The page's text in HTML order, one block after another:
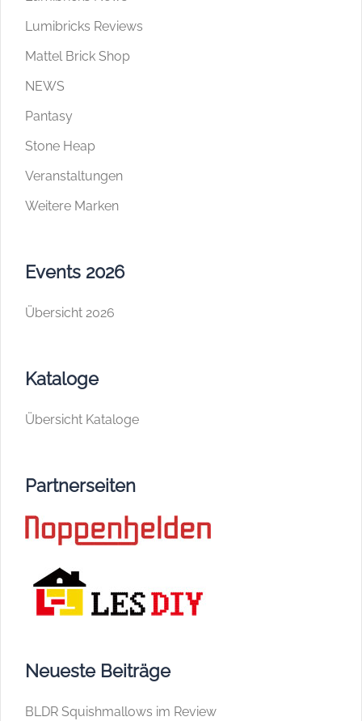
Lumibricks Reviews
Mattel Brick Shop
NEWS
Pantasy
Stone Heap
Veranstaltungen
Weitere Marken
Events 2026
Übersicht 2026
Kataloge
Übersicht Kataloge
Partnerseiten
Neueste Beiträge
BLDR Squishmallows im Review